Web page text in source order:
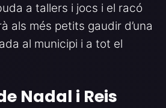
a tallers i jocs i el racó
als més petits gaudir d’una
al municipi i a tot el
Nadal i Reis